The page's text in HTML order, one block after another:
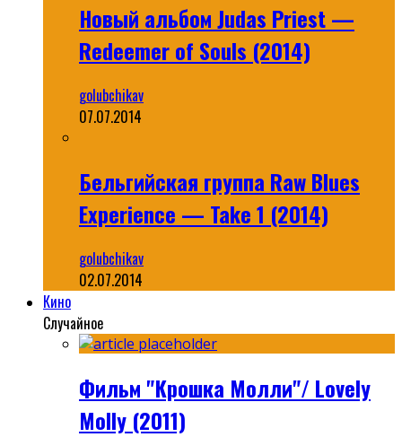
Новый альбом Judas Priest —
Redeemer of Souls (2014)
golubchikav
07.07.2014
Бельгийская группа Raw Blues
Experience — Take 1 (2014)
golubchikav
02.07.2014
Кино
Случайное
Фильм "Крошка Молли"/ Lovely
Molly (2011)